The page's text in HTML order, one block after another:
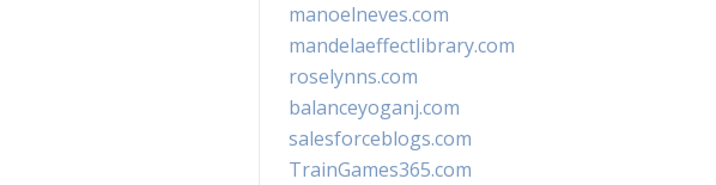
manoelneves.com
mandelaeffectlibrary.com
roselynns.com
balanceyoganj.com
salesforceblogs.com
TrainGames365.com